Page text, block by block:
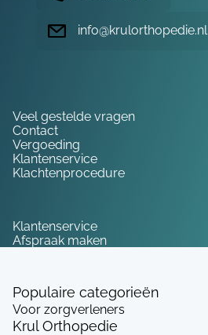
info@krulorthopedie.nl
Veel gestelde vragen
Contact
Vergoeding
Klantenservice
Klachtenprocedure
Klantenservice
Afspraak maken
Populaire categorieën
Voor zorgverleners
Krul Orthopedie